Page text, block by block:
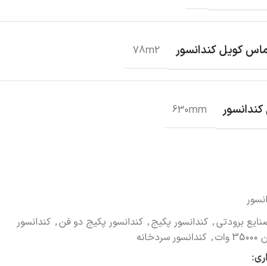
کویل کندانسور 78m2
630mm
برودتی, کندانسور پکیج, کندانسور پکیج دو فن, کندانسور
, کندانسور سردخانه